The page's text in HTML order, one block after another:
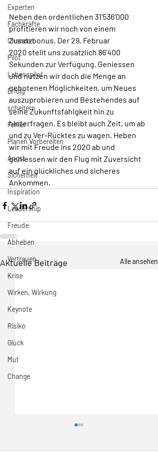
Experten
Fachkräfte
Chancen
Pilot
Lebenspilot
Erfolg
scheitern
Fehler
Planen Vorbereiten
Angst
Sicherheit
Inspiration
Leadership
Freude
Abheben
Vertrauen
Krise
Wirken, Wirkung
Keynote
Risiko
Glück
Mut
Change
Neben den ordentlichen 31‘536‘000
profitieren wir noch von einem
Zusatzbonus. Der 29. Februar
2020 stellt uns zusätzlich 86‘400
Sekunden zur Verfügung. Geniessen
und nutzen wir doch die Menge an
gebotenen Möglichkeiten, um Neues
auszuprobieren und Bestehendes auf
seine Zukunftsfähigkeit hin zu
hinterfragen. Es bleibt auch Zeit, um ab
und zu Ver-Rücktes zu wagen. Heben
wir mit Freude ins 2020 ab und
geniessen wir den Flug mit Zuversicht
auf ein glückliches und sicheres
Ankommen.
Aktuelle Beiträge Alle ansehen